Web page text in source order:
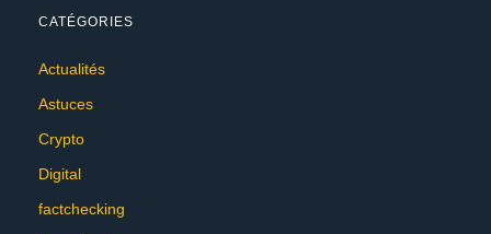
CATÉGORIES
Actualités
Astuces
Crypto
Digital
factchecking